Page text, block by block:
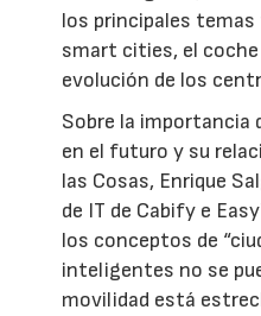
los principales
smart cities, el
evolución de los
Sobre la importancia
en el futuro y su
las Cosas, Enrique
de IT de Cabify e
los conceptos de
inteligentes no se
movilidad está